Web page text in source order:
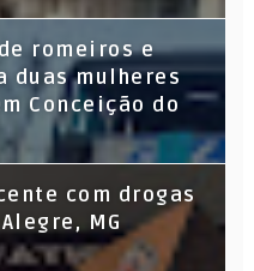
romeiros e
duas mulheres
Conceição do
com drogas
MG